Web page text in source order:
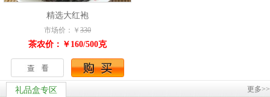
精选大红袍
市场价：￥ 330
茶农价：￥160/500克
礼品盒专区 更多>>